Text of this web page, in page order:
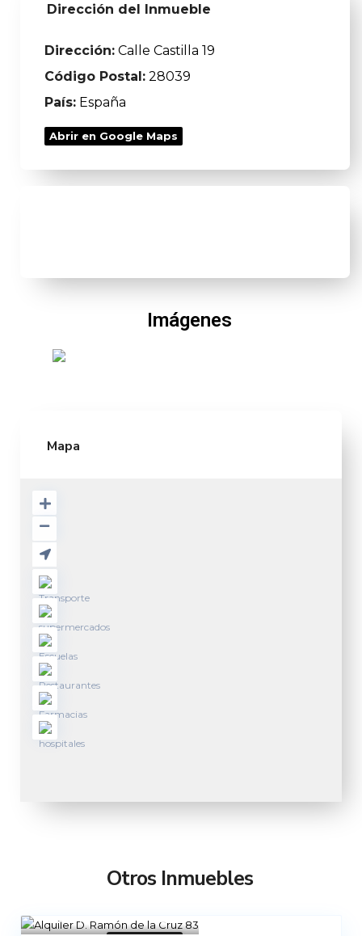
Dirección del Inmueble
Dirección: Calle Castilla 19
Código Postal: 28039
País: España
Abrir en Google Maps
Imágenes
Mapa
Otros Inmuebles
Madrid